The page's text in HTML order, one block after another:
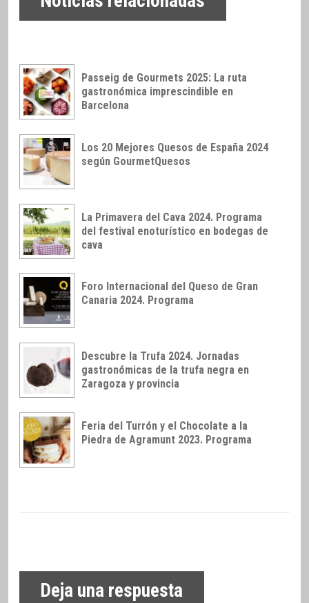
Passeig de Gourmets 2025: La ruta
gastronómica imprescindible en
Barcelona
Los 20 Mejores Quesos de España 2024
según GourmetQuesos
La Primavera del Cava 2024. Programa
del festival enoturístico en bodegas de
cava
Foro Internacional del Queso de Gran
Canaria 2024. Programa
Descubre la Trufa 2024. Jornadas
gastronómicas de la trufa negra en
Zaragoza y provincia
Feria del Turrón y el Chocolate a la
Piedra de Agramunt 2023. Programa
Deja una respuesta